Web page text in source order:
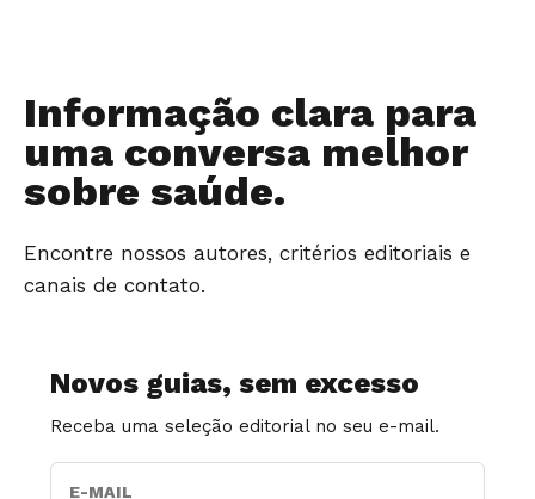
Informação clara para
uma conversa melhor
sobre saúde.
Encontre nossos autores, critérios editoriais e
canais de contato.
Novos guias, sem excesso
Receba uma seleção editorial no seu e-mail.